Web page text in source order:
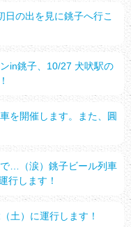
の出を見に銚子へ行こ
in銚子、10/27 犬吠駅の
を開催します。また、圓
…（涙）銚子ビール列車
行します！
）に運行します！